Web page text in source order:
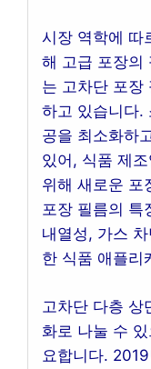
시장 역학에 따
해 고급 포장의
는 고차단 포장
하고 있습니다.
공을 최소화하
있어, 식품 제
위해 새로운 포
포장 필름의 특
내열성, 가스
한 식품 애플리
고차단 다층 상
화로 나눌 수
요합니다.